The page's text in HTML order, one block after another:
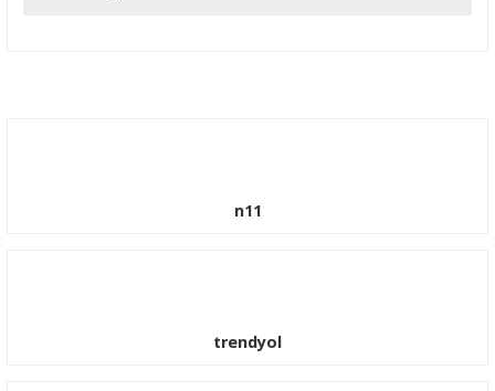
n11
trendyol